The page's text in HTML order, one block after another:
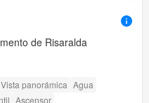
de Risaralda
Vista panorámica Agua
Ascensor